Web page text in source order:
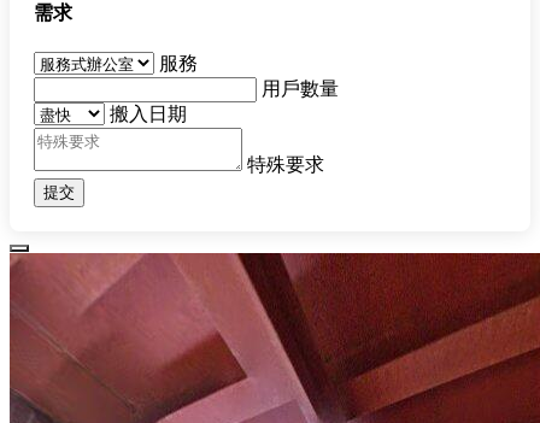
需求
服務
用戶數量
搬入日期
特殊要求
提交